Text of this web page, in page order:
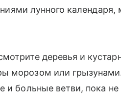
лунного
деревья и
морозом или
и больные ветви, пока не